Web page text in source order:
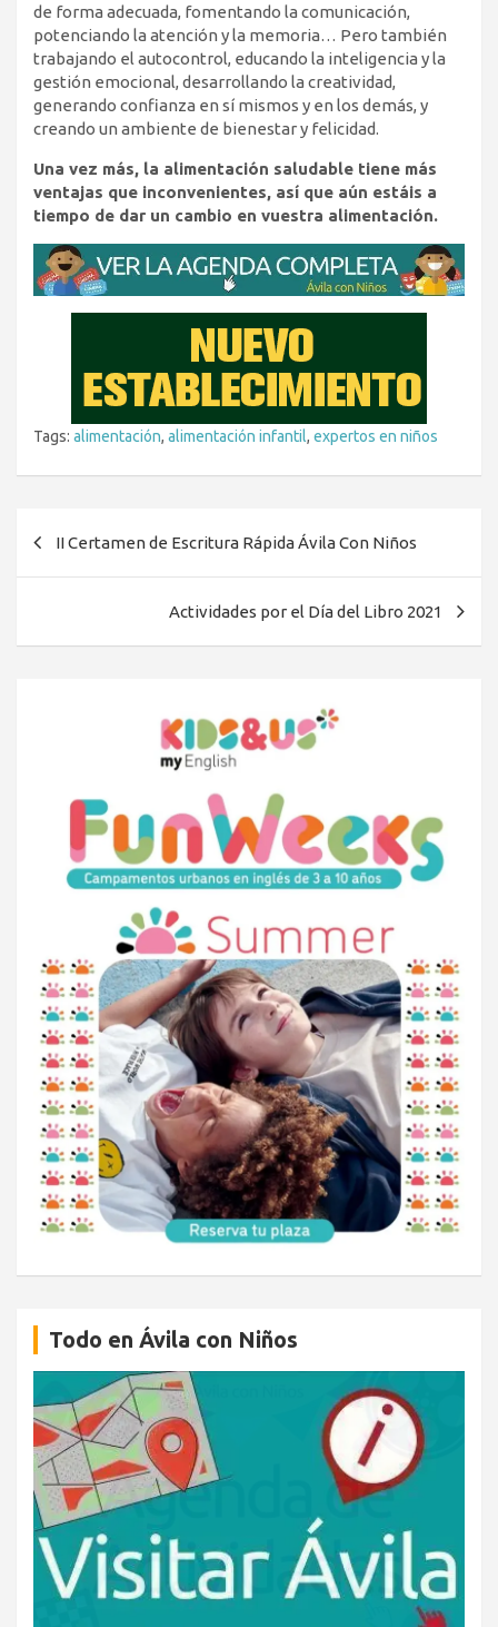
de forma adecuada, fomentando la comunicación,
potenciando la atención y la memoria… Pero también
trabajando el autocontrol, educando la inteligencia y la
gestión emocional, desarrollando la creatividad,
generando confianza en sí mismos y en los demás, y
creando un ambiente de bienestar y felicidad.
Una vez más, la alimentación saludable tiene más
ventajas que inconvenientes, así que aún estáis a
tiempo de dar un cambio en vuestra alimentación.
Tags: alimentación, alimentación infantil, expertos en niños
II Certamen de Escritura Rápida Ávila Con Niños
Actividades por el Día del Libro 2021
Todo en Ávila con Niños